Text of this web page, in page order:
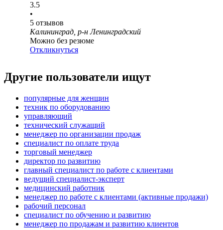
3.5
•
5 отзывов
Калининград, р-н Ленинградский
Можно без резюме
Откликнуться
Другие пользователи ищут
популярные для женщин
техник по оборудованию
управляющий
технический служащий
менеджер по организации продаж
специалист по оплате труда
торговый менеджер
директор по развитию
главный специалист по работе с клиентами
ведущий специалист-эксперт
медицинский работник
менеджер по работе с клиентами (активные продажи)
рабочий персонал
специалист по обучению и развитию
менеджер по продажам и развитию клиентов